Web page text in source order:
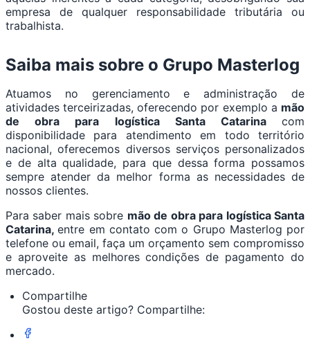
empresa de qualquer responsabilidade tributária ou
trabalhista.
Saiba mais sobre o Grupo Masterlog
Atuamos no gerenciamento e administração de
atividades terceirizadas, oferecendo por exemplo a mão
de obra para logística Santa Catarina com
disponibilidade para atendimento em todo território
nacional, oferecemos diversos serviços personalizados
e de alta qualidade, para que dessa forma possamos
sempre atender da melhor forma as necessidades de
nossos clientes.
Para saber mais sobre mão de obra para logística Santa
Catarina,entre em contato com o Grupo Masterlog por
telefone ou email, faça um orçamento sem compromisso
e aproveite as melhores condições de pagamento do
mercado.
Compartilhe
Gostou deste artigo? Compartilhe: